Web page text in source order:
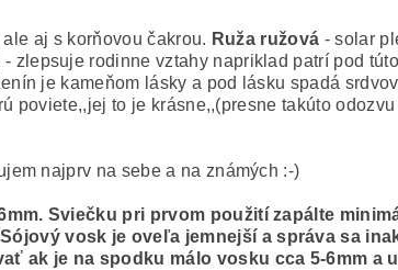
aj s korňovou čakrou. Ruža ružová - solar
- zlepsuje rodinne vztahy napriklad patrí pod
je kameňom lásky a pod lásku spadá
poviete,,jej to je krásne,,(presne takúto odozvu
najprv na sebe a na známých :-)
Sviečku pri prvom použití zapálte
vosk je oveľa jemnejší a správa sa
ak je na spodku málo vosku cca 5-6mm a